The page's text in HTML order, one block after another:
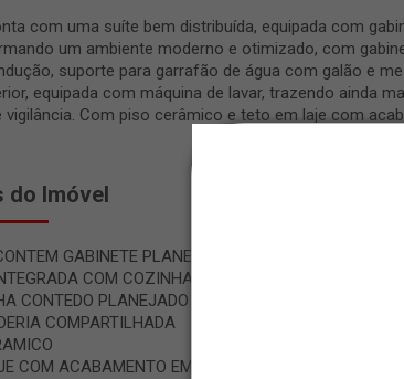
com uma suíte bem distribuída, equipada com
um ambiente moderno e otimizado, com
suporte para garrafão de água com galão e
equipada com máquina de lavar, trazendo ainda
vigilância. Com piso cerâmico e teto em laje com
do Imóvel
GABINETE PLANEJADO
COM COZINHA
CONTEDO PLANEJADO
COMPARTILHADA
COM ACABAMENTO EM GESSO